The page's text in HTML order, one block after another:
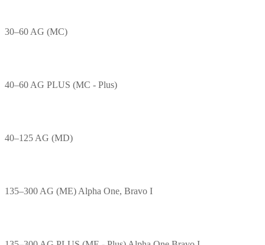
30–60 AG (MC)
40–60 AG PLUS (MC - Plus)
40–125 AG (MD)
135–300 AG (ME) Alpha One, Bravo I